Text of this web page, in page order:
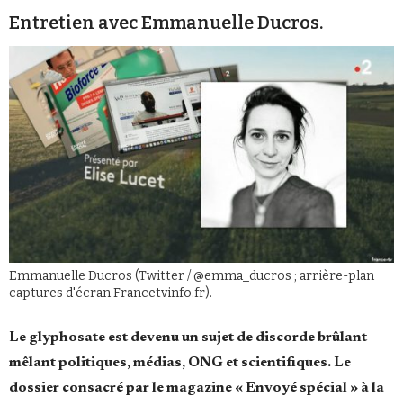
Faire un don
Demander à Vera
Entretien avec Emmanuelle Ducros.
Emmanuelle Ducros (Twitter / @emma_ducros ; arrière-plan
captures d'écran Francetvinfo.fr).
Le glyphosate est devenu un sujet de discorde brûlant
mêlant politiques, médias, ONG et scientifiques. Le
dossier consacré par le magazine « Envoyé spécial » à la